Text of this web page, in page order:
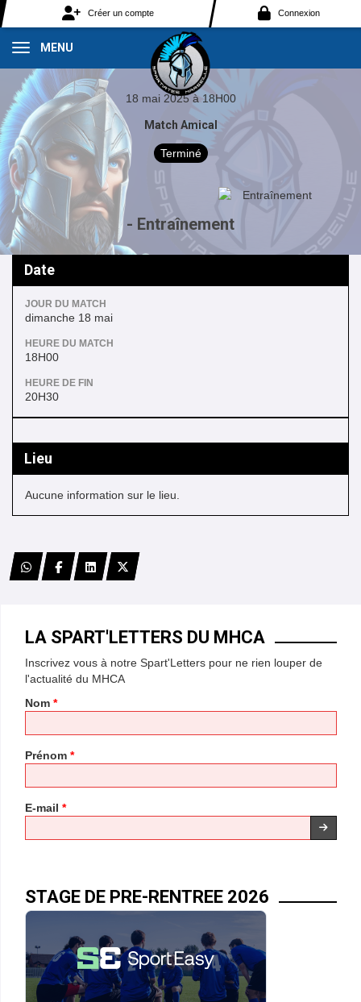
Créer un compte Connexion
MENU
18 mai 2025 à 18H00
Match Amical
Terminé
- Entraînement
Date
JOUR DU MATCH
dimanche 18 mai
HEURE DU MATCH
18H00
HEURE DE FIN
20H30
Lieu
Aucune information sur le lieu.
LA SPART'LETTERS DU MHCA
Inscrivez vous à notre Spart'Letters pour ne rien louper de
l'actualité du MHCA
Nom *
Prénom *
E-mail *
STAGE DE PRE-RENTREE 2026
Panneau de gestion des cookies